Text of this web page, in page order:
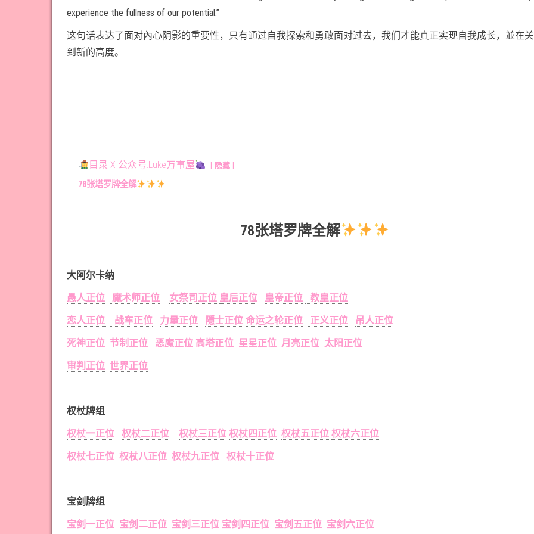
experience the fullness of our potential.”
这句话表达了面对內心阴影的重要性，只有通过自我探索和勇敢面对过去，我们才能真正实现自我成长，並在
到新的高度。
目录 X 公众号:Luke万事屋 隐藏
78张塔罗牌全解
78张塔罗牌全解
大阿尔卡纳
愚人正位
魔术师正位 女祭司正位 皇后正位 皇帝正位
教皇正位
恋人正位
战车正位 力量正位 隱士正位 命运之轮正位 正义正位
吊人正位
死神正位 节制正位 恶魔正位 高塔正位 星星正位 月亮正位 太阳正位
审判正位 世界正位
权杖牌组
权杖一正位
权杖二正位 权杖三正位 权杖四正位 权杖五正位 权杖六正位
权杖七正位 权杖八正位 权杖九正位 权杖十正位
宝剑牌组
宝剑一正位 宝剑二正位 宝剑三正位 宝剑四正位 宝剑五正位 宝剑六正位